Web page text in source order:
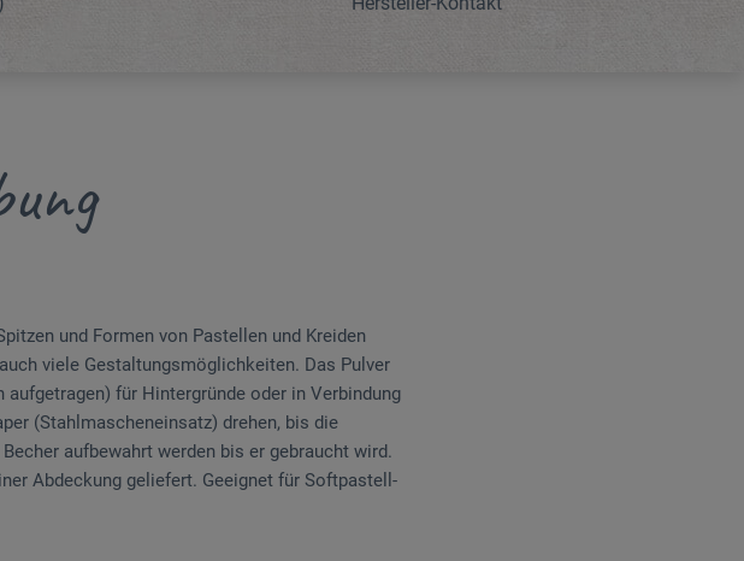
und Formen von Pastellen und Kreiden
viele Gestaltungsmöglichkeiten. Das Pulver
für Hintergründe oder in Verbindung
(Stahlmascheneinsatz) drehen, bis die
aufbewahrt werden bis er gebraucht wird.
Abdeckung geliefert. Geeignet für Softpastell-